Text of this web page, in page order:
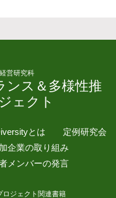
営研究科
ンス＆多様性推
ェクト
とは
定例研究会
企業の取り組み
メンバーの発言
ロジェクト関連書籍